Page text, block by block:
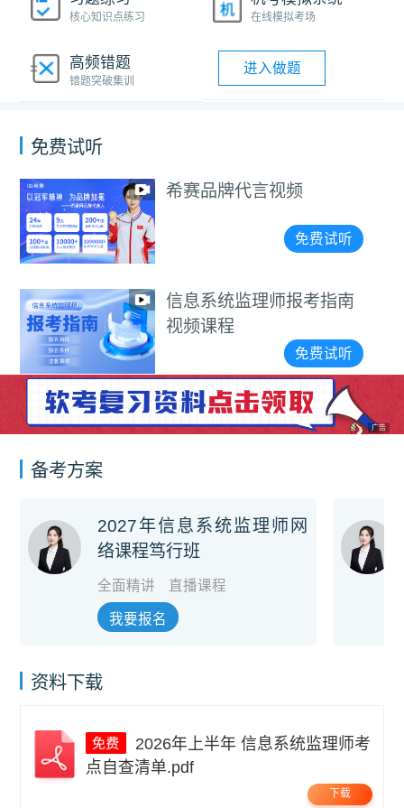
核心知识点练习 在线模拟考场
高频错题
错题突破集训
进入做题
免费试听
希赛品牌代言视频
免费试听
信息系统监理师报考指南
视频课程
免费试听
广告
备考方案
2027年信息系统监理师网
络课程笃行班
全面精讲 直播课程
我要报名
资料下载
点自查清单.pdf
下载